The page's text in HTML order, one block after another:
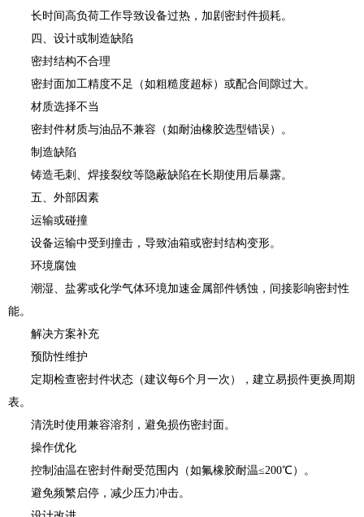
长时间高负荷工作导致设备过热，加剧密封件损耗。
四、设计或制造缺陷
密封结构不合理
密封面加工精度不足（如粗糙度超标）或配合间隙过大。
材质选择不当
密封件材质与油品不兼容（如耐油橡胶选型错误）。
制造缺陷
铸造毛刺、焊接裂纹等隐蔽缺陷在长期使用后暴露。
五、外部因素
运输或碰撞
设备运输中受到撞击，导致油箱或密封结构变形。
环境腐蚀
潮湿、盐雾或化学气体环境加速金属部件锈蚀，间接影响密封性
能。
解决方案补充
预防性维护
定期检查密封件状态（建议每6个月一次），建立易损件更换周期
表。
清洗时使用兼容溶剂，避免损伤密封面。
操作优化
控制油温在密封件耐受范围内（如氟橡胶耐温≤200℃）。
避免频繁启停，减少压力冲击。